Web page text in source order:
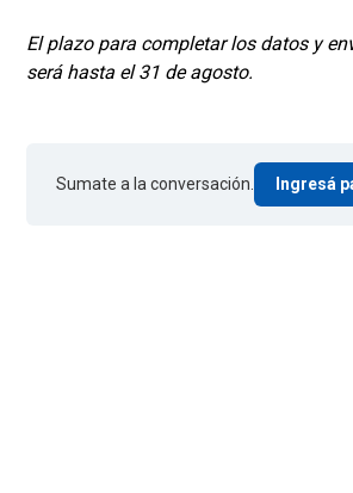
El plazo para completar los datos y
será hasta el 31 de agosto.
Sumate a la conversación. Ingresá